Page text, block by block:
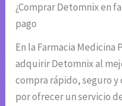
¿Comprar Detomnix en
pago
En la Farmacia Medicina
adquirir Detomnix al
compra rápido, seguro y
por ofrecer un servicio